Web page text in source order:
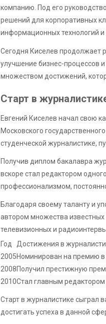
компанию. Под его
решений для корпоративных
информационных технологий и
Сегодня Киселев продолжает
улучшение бизнес-процессов
множеством достижений,
Старт в
Евгений Киселев начал свою
Московского
студенческой журналистике,
Получив диплом бакалавра
вскоре стал редактором
профессионализмом,
Благодаря своему таланту и
автором множества
телевизионных и
Год
Достижения в
2005Номинирован на премию в
2008Получил престижную
2010Стал главным
Старт в журналистике сыграл
достигать успеха в данной